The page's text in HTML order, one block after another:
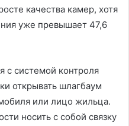
качества камер, хотя
уже превышает 47,6
с системой контроля
открывать шлагбаум
или лицо жильца.
носить с собой связку